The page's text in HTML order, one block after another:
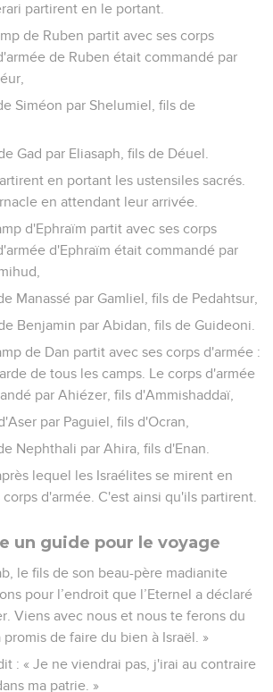
partirent en le portant.
de Ruben partit avec ses corps
de Ruben était commandé par
Siméon par Shelumiel, fils de
Gad par Eliasaph, fils de Déuel.
en portant les ustensiles sacrés.
en attendant leur arrivée.
d'Ephraïm partit avec ses corps
d'Ephraïm était commandé par
Manassé par Gamliel, fils de Pedahtsur,
Benjamin par Abidan, fils de Guideoni.
de Dan partit avec ses corps d'armée :
de tous les camps. Le corps d'armée
par Ahiézer, fils d'Ammishaddaï,
par Paguiel, fils d'Ocran,
Nephthali par Ahira, fils d'Enan.
lequel les Israélites se mirent en
d'armée. C'est ainsi qu'ils partirent.
un guide pour le voyage
le fils de son beau-père madianite
pour l’endroit que l’Eternel a déclaré
Viens avec nous et nous te ferons du
de faire du bien à Israël. »
: « Je ne viendrai pas, j'irai au contraire
ma patrie. »